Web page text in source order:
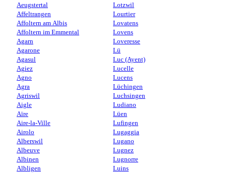
Aeugstertal
Affeltrangen
Affoltern am Albis
Affoltern im Emmental
Agarn
Agarone
Agasul
Agiez
Agno
Agra
Agriswil
Aigle
Aïre
Aire-la-Ville
Airolo
Alberswil
Albeuve
Albinen
Albligen
Lotzwil
Lourtier
Lovatens
Lovens
Loveresse
Lü
Luc (Ayent)
Lucelle
Lucens
Lüchingen
Luchsingen
Ludiano
Lüen
Lufingen
Lugaggia
Lugano
Lugnez
Lugnorre
Luins